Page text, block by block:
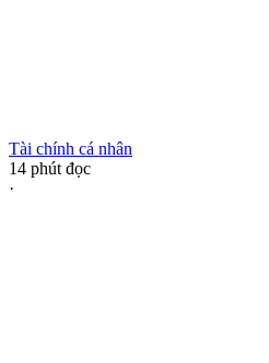
Tài chính cá nhân
14 phút đọc
·